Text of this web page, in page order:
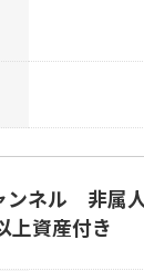
ンネル 非属
上資産付き